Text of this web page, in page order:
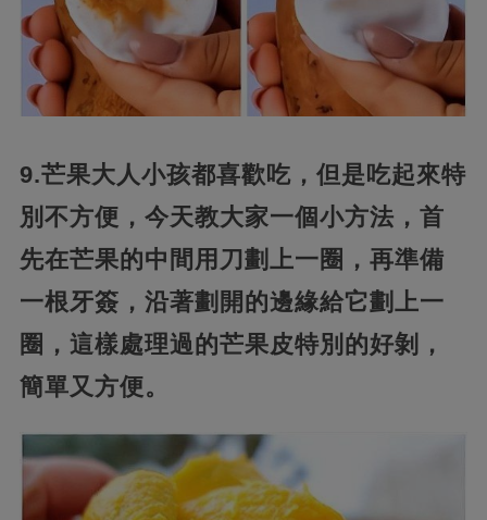
9.芒果大人小孩都喜歡吃，但是吃起來特
別不方便，今天教大家一個小方法，首
先在芒果的中間用刀劃上一圈，再準備
一根牙簽，沿著劃開的邊緣給它劃上一
圈，這樣處理過的芒果皮特別的好剝，
簡單又方便。